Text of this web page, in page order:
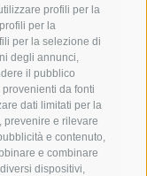
profili per la
per la
per la selezione di
degli annunci,
il pubblico
da fonti
dati limitati per la
prevenire e rilevare
e contenuto,
e combinare
dispositivi,